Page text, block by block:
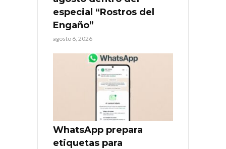
especial “Rostros del
Engaño”
agosto 6, 2026
WhatsApp prepara
etiquetas para